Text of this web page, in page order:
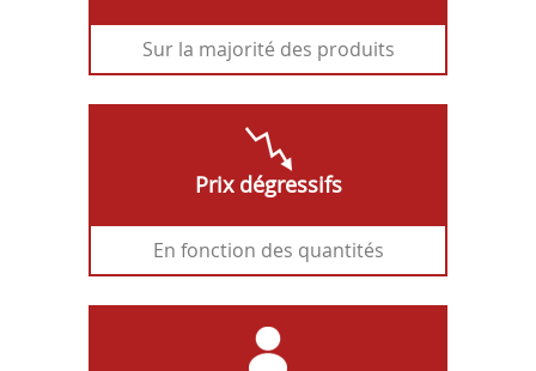
Sur la majorité des produits
Prix dégressifs
En fonction des quantités